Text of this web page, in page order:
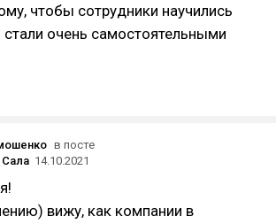
чтобы сотрудники научились
очень самостоятельными
в посте
14.10.2021
вижу, как компании в